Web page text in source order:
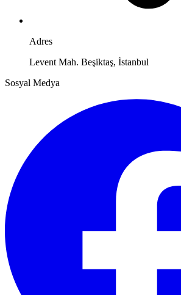
Adres
Levent Mah. Beşiktaş, İstanbul
Sosyal Medya